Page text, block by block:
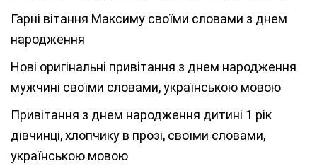
Гарні вітання Максиму своїми словами з днем
народження
Нові оригінальні привітання з днем народження
мужчині своїми словами, українською мовою
Привітання з днем народження дитині 1 рік
дівчинці, хлопчику в прозі, своїми словами,
українською мовою